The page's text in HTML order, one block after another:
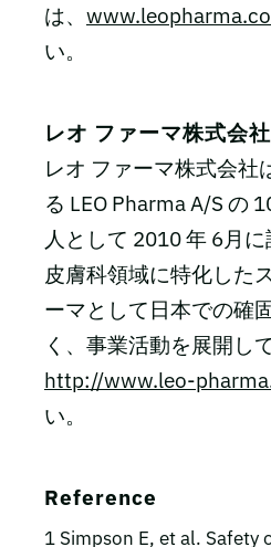
は、
い。
レオ ファーマ株式会
レオ ファーマ株式会社
る LEO Pharma A/S の
人として 2010 年 6月に
皮膚科領域に特化した
ーマとして日本での確
く、事業活動を展開し
http://www.leo-
い。
Reference
1 Simpson E, et al. Safety